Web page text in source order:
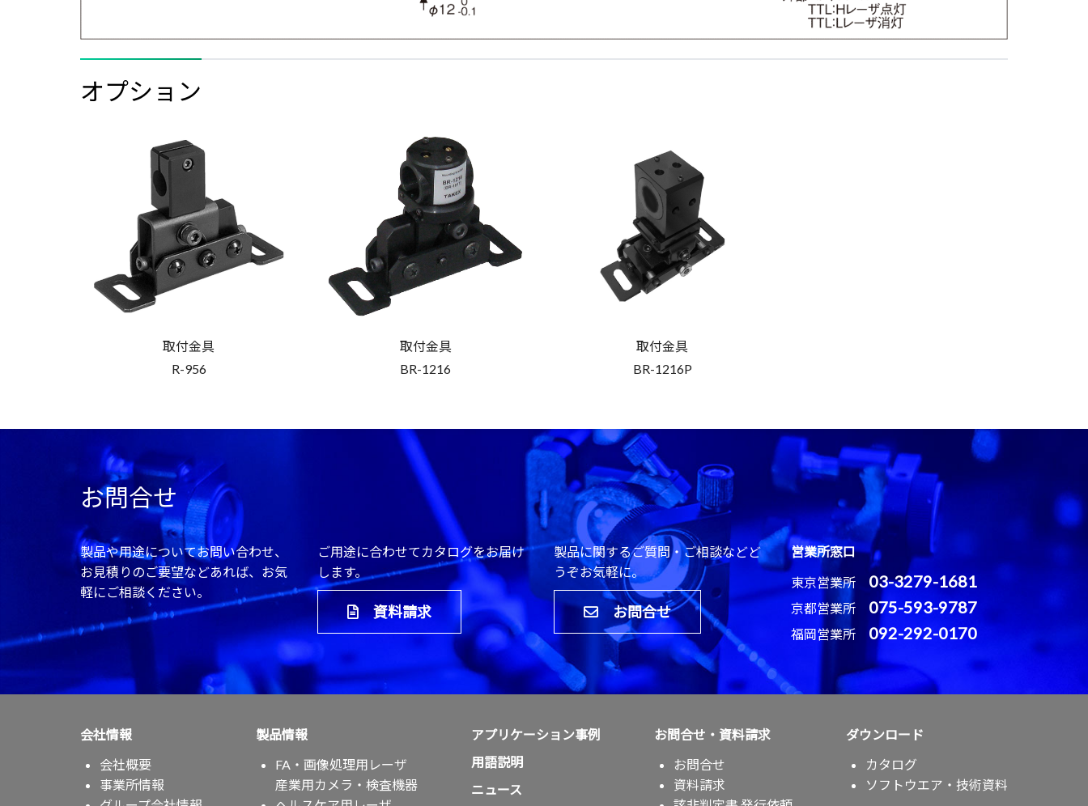
オプション
取付金具
R-956
取付金具
BR-1216
取付金具
BR-1216P
お問合せ
製品や用途についてお問い合わせ、
お見積りのご要望などあれば、お気
軽にご相談ください。
ご用途に合わせてカタログをお届け
します。
資料請求
製品に関するご質問・ご相談などど
うぞお気軽に。
お問合せ
営業所窓口
東京営業所 03-3279-1681
京都営業所 075-593-9787
福岡営業所 092-292-0170
会社情報
会社概要
事業所情報
製品情報
FA・画像処理用レーザ
産業用カメラ・検査機器
アプリケーション事例
用語説明
ニュース
お問合せ・資料請求
お問合せ
資料請求
ダウンロード
カタログ
ソフトウエア・技術資料